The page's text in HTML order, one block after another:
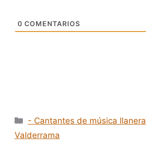
0 COMENTARIOS
Categorías
- Cantantes de música llanera
Valderrama